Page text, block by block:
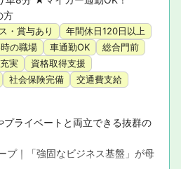
方
・賞与あり
年間休日120日以上
の職場 車通勤OK
総合門前
実
資格取得支援
社会保険完備
交通費支給
ライベートと両立できる抜群の
プ｜「強固なビジネス基盤」が母